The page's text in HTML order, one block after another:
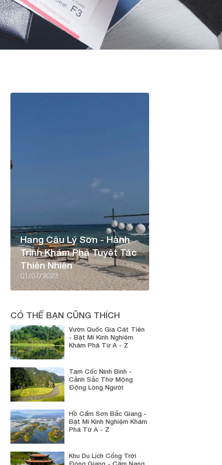
Hang Câu Lý Sơn - Hành
Trình Khám Phá Tuyệt Tác
Thiên Nhiên
01/07/2023
CÓ THỂ BẠN CŨNG THÍCH
Vườn Quốc Gia Cát Tiên
- Bật Mí Kinh Nghiệm
Khám Phá Từ A - Z
Tam Cốc Ninh Bình -
Cảnh Sắc Thơ Mộng
Động Lòng Người
Hồ Cấm Sơn Bắc Giang -
Bật Mí Kinh Nghiệm Khám
Phá Từ A - Z
Khu Du Lịch Cổng Trời
Đông Giang - Cẩm Nang